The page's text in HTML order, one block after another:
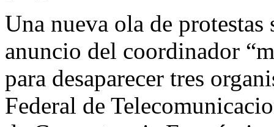
Una nueva ola de
anuncio del coordinador
para desaparecer tres
Federal de